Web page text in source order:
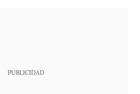
PUBLICIDAD